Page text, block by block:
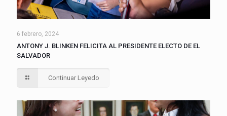
6 febrero, 2024
ANTONY J. BLINKEN FELICITA AL PRESIDENTE ELECTO DE EL
SALVADOR
Continuar Leyedo